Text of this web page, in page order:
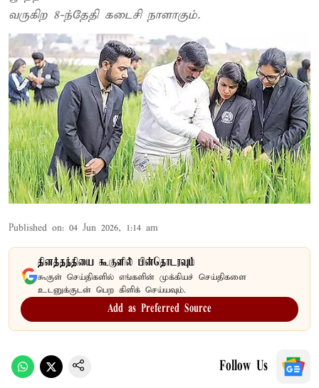
வருகிற 8-ந்தேதி கடைசி நாளாகும்.
Published on: 04 Jun 2026, 1:14 am
தினத்தந்தியை கூகுளில் பின்தொடரவும்
கூகுள் செய்திகளில் எங்களின் முக்கியச் செய்திகளை
உடனுக்குடன் பெற கிளிக் செய்யவும்.
Add as Preferred Source
Follow Us